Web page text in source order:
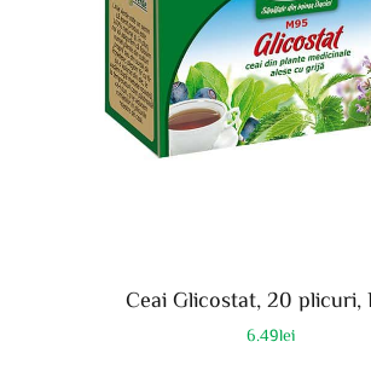
Ceai Glicostat, 20 plicuri,
6.49lei